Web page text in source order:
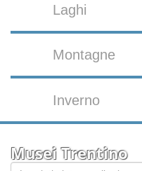
Laghi
Montagne
Inverno
Musei Trentino